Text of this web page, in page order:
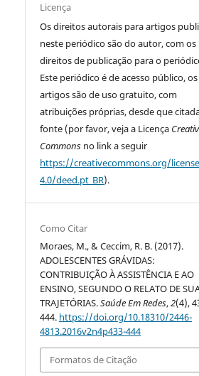
Licença
Os direitos autorais para artigos
neste periódico são do autor, com os
direitos de publicação para o
Este periódico é de acesso público, os
artigos são de uso gratuito, com
atribuições próprias, desde que
fonte (por favor, veja a Licença
Commons no link a seguir
https://creativecommons.org/
4.0/deed.pt_BR).
Como Citar
Moraes, M., & Ceccim, R. B. (2017).
ADOLESCENTES GRÁVIDAS:
CONTRIBUIÇÃO À ASSISTÊNCIA E AO
ENSINO, SEGUNDO O RELATO DE
TRAJETÓRIAS.Saúde Em Redes,2(4),
444. https://doi.org/10.18310/2446-
4813.2016v2n4p433-444
Formatos de Citação